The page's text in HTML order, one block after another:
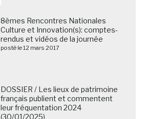
8èmes Rencontres Nationales
Culture et Innovation(s): comptes-
rendus et vidéos de la journée
posté le 12 mars 2017
DOSSIER / Les lieux de patrimoine
français publient et commentent
leur fréquentation 2024
(30/01/2025)